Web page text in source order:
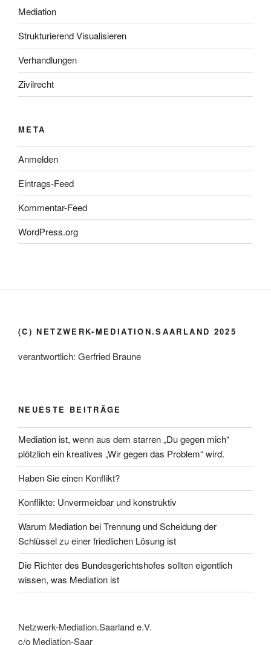
Mediation
Strukturierend Visualisieren
Verhandlungen
Zivilrecht
META
Anmelden
Eintrags-Feed
Kommentar-Feed
WordPress.org
(C) NETZWERK-MEDIATION.SAARLAND 2025
verantwortlich: Gerfried Braune
NEUESTE BEITRÄGE
Mediation ist, wenn aus dem starren „Du gegen mich“
plötzlich ein kreatives „Wir gegen das Problem“ wird.
Haben Sie einen Konflikt?
Konflikte: Unvermeidbar und konstruktiv
Warum Mediation bei Trennung und Scheidung der
Schlüssel zu einer friedlichen Lösung ist
Die Richter des Bundesgerichtshofes sollten eigentlich
wissen, was Mediation ist
Netzwerk-Mediation.Saarland e.V.
c/o Mediation-Saar